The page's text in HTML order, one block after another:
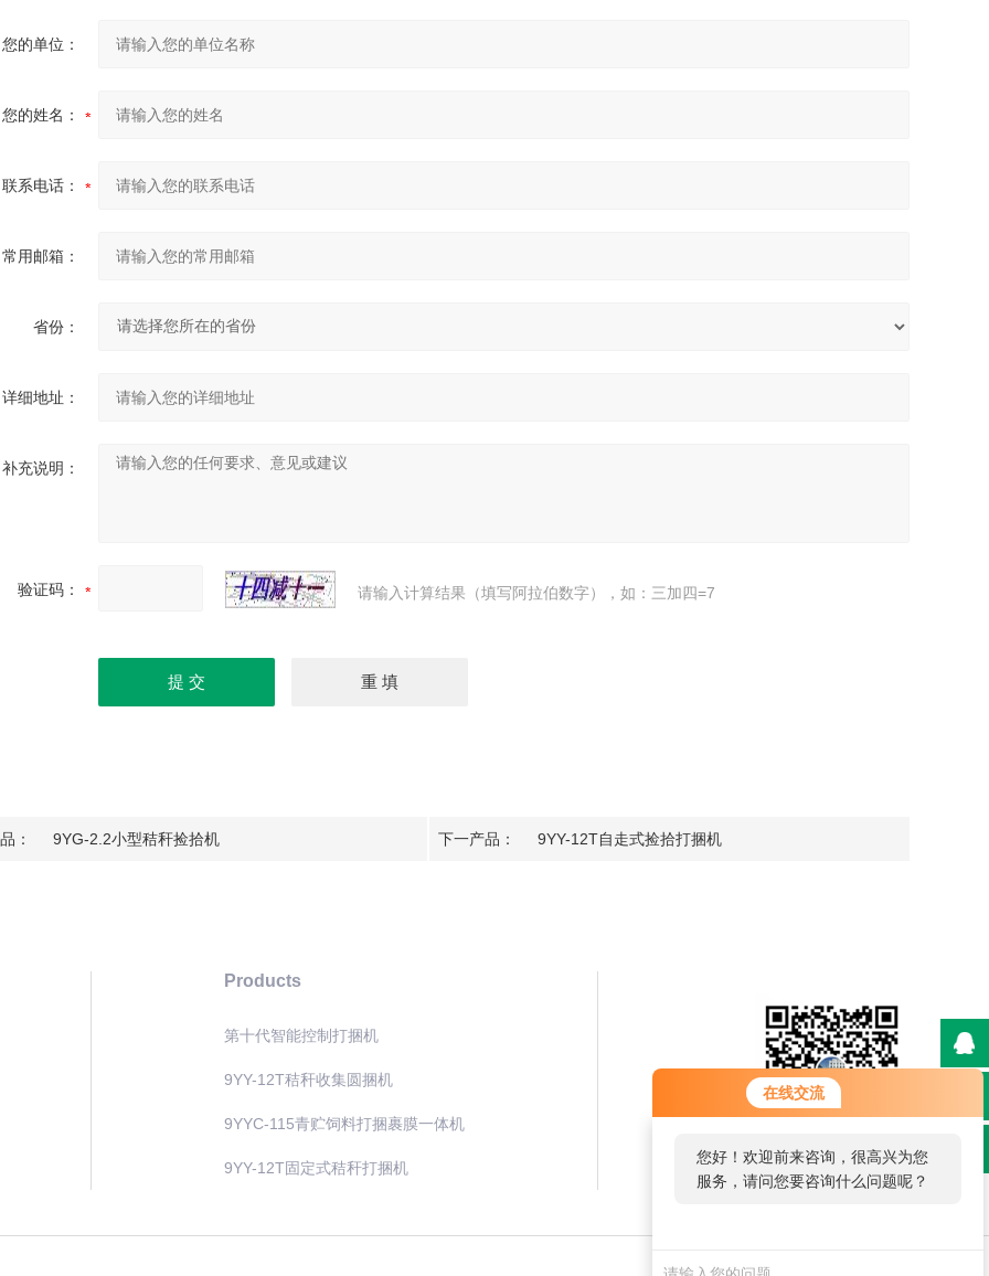
在线交流
您好！欢迎前来咨询，很高兴为您
服务，请问您要咨询什么问题呢？
您的单位：
您的姓名：
联系电话：
常用邮箱：
省份：
详细地址：
补充说明：
验证码： 请输入计算结果（填写阿拉伯数字），如：三加四=7
： 9YG-2.2小型秸秆捡拾机 下一产品： 9YY-12T自走式捡拾打捆机
Products
第十代智能控制打捆机
9YY-12T秸秆收集圆捆机
9YYC-115青贮饲料打捆裹膜一体机
9YY-12T固定式秸秆打捆机 快手二维码